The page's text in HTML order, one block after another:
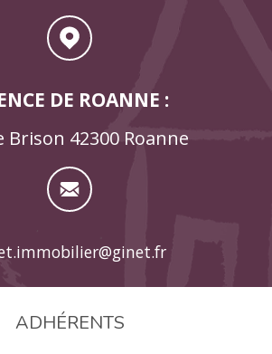
DE ROANNE :
Brison 42300 Roanne
ADHÉRENTS